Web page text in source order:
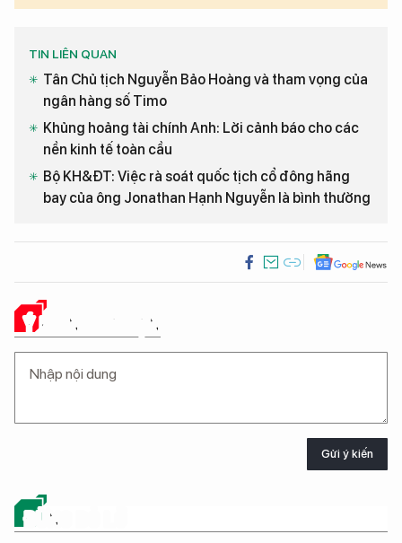
TIN LIÊN QUAN
Tân Chủ tịch Nguyễn Bảo Hoàng và tham vọng của
ngân hàng số Timo
Khủng hoảng tài chính Anh: Lời cảnh báo cho các
nền kinh tế toàn cầu
Bộ KH&ĐT: Việc rà soát quốc tịch cổ đông hãng
bay của ông Jonathan Hạnh Nguyễn là bình thường
Ý KIẾN CỦA BẠN
Gửi ý kiến
ĐỪNG BỎ LỠ